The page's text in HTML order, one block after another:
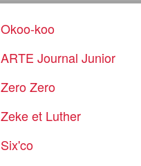
Okoo-koo
ARTE Journal Junior
Zero Zero
Zeke et Luther
Six'co